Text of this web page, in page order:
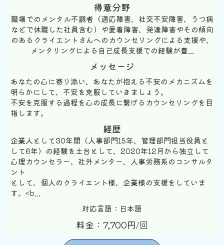
得意分野
職場でのメンタル不調者（適応障害、社交不安障害、うつ病
などで休職した社員含む）や愛着障害、発達障害やその傾向
のあるクライエントさんへのカウンセリングによる支援や、
メンタリングによる自己成長支援での経験が豊...
メッセージ
あなたの心に寄り添い、あなたが抱える不安のメカニズムを
明らかにして、不安を克服していきましょう。
不安を克服する過程を心の成長に繋げるカウンセリングを目
指します。
経歴
企業人として30年間（人事部門15年、管理部門担当役員と
して6年）の経験を土台として、2020年12月から独立して
心理カウンセラー、社外メンター、人事労務系のコンサルタ
ント
として、個人のクライエント様、企業様の支援をしていま
す。<b...
対応言語：日本語
料金：7,700円/回